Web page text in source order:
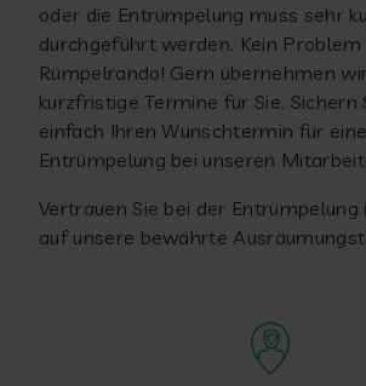
oder die Entrümpelung muss sehr
durchgeführt werden. Kein Problem
Rümpelrando! Gern übernehmen
kurzfristige Termine für Sie. Sichern
einfach Ihren Wunschtermin für
Entrümpelung bei unseren
Vertrauen Sie bei der Entrümpelung
auf unsere bewährte